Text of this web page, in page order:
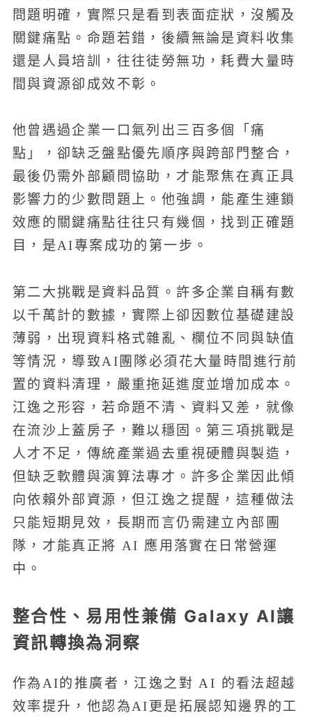
問題明確，實際只是看到表面症狀，沒觸及
關鍵痛點。命題若錯，後續無論是資料收集
還是人員培訓，往往徒勞無功，耗費大量時
間與資源卻成效不彰。
他曾遇過企業一口氣列出三百多個「痛
點」，卻缺乏盤點優先順序與跨部門整合，
最後仍需外部顧問協助，才能聚焦在真正具
影響力的少數問題上。他強調，能產生連鎖
效應的關鍵痛點往往只有幾個，找到正確題
目，是AI專案成功的第一步。
第二大挑戰是資料品質。許多企業自稱有數
以千萬計的數據，實際上卻因數位基礎建設
薄弱，出現資料格式雜亂、欄位不同與缺值
等情況，導致AI團隊必須花大量時間進行前
置的資料清理，嚴重拖延進度並增加成本。
江逸之形容，若命題不清、資料又差，就像
在流沙上蓋房子，難以穩固。第三項挑戰是
人才不足，傳統產業過去重視硬體與製造，
但缺乏軟體與演算法專才。許多企業因此傾
向依賴外部資源，但江逸之提醒，這種做法
只能短期見效，長期而言仍需建立內部團
隊，才能真正將 AI 應用落實在日常營運
中。
整合性、易用性兼備 Galaxy AI讓
資訊轉換為洞察
作為AI的推廣者，江逸之對 AI 的看法超越
效率提升，他認為AI更是拓展認知邊界的工